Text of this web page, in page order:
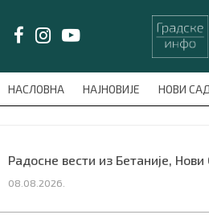
НАСЛОВНА НАЈНОВИЈЕ НОВИ САД
meni'); $this_item = current(
Радосне вести из Бетаније,
08.08.2026.
LAT/ЋИР
НАЈНОВИЈЕ